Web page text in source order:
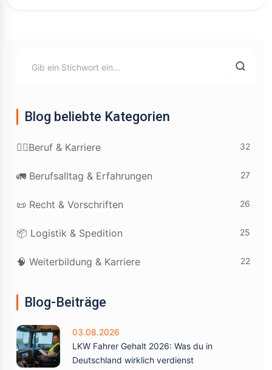
Blog beliebte Kategorien
👷‍♂️Beruf & Karriere 32
🚛 Berufsalltag & Erfahrungen 27
📜 Recht & Vorschriften 26
📦 Logistik & Spedition 25
🧠 Weiterbildung & Karriere 22
Blog-Beiträge
03.08.2026
LKW Fahrer Gehalt 2026: Was du in
Deutschland wirklich verdienst